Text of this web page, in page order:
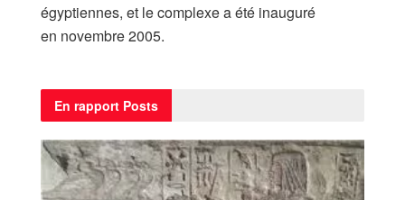
égyptiennes, et le complexe a été inauguré
en novembre 2005.
En rapport Posts